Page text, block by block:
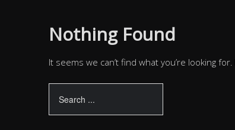
Nothing Found
It seems we can’t find what you’re looking